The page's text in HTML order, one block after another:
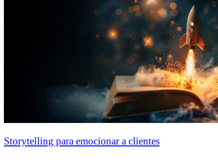
Storytelling para emocionar a clientes